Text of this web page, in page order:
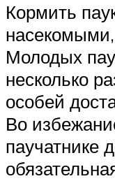
Кормить
Молодых
несколько
особей
Во
паучатнике